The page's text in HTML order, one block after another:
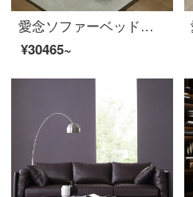
愛念ソファーベッドの両用多機能折りたたみ式の本革ソファーの三人室タイプの簡単な予約です。現代客間の家具は白米か黄色の本革の三人です。
¥30465~